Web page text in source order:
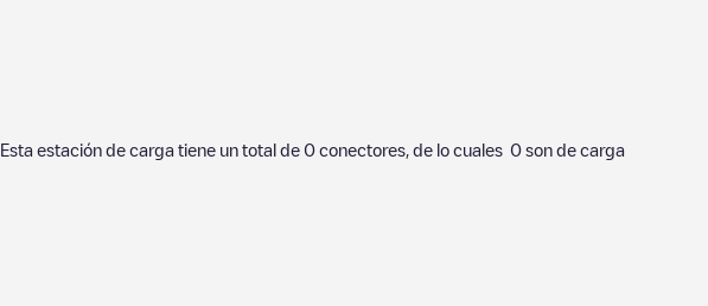
. Esta estación de carga tiene un total de 0 conectores, de lo cuales 0 son de carga